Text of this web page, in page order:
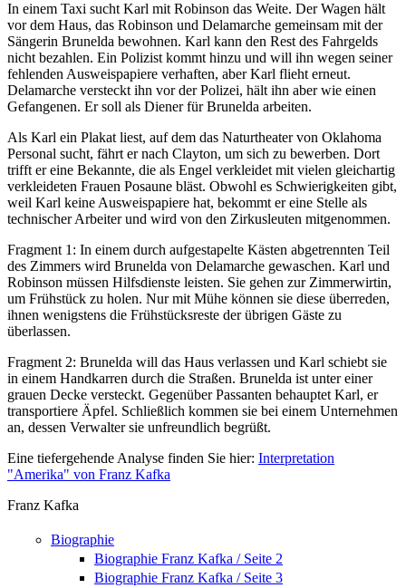
In einem Taxi sucht Karl mit Robinson das Weite. Der Wagen hält
vor dem Haus, das Robinson und Delamarche gemeinsam mit der
Sängerin Brunelda bewohnen. Karl kann den Rest des Fahrgelds
nicht bezahlen. Ein Polizist kommt hinzu und will ihn wegen seiner
fehlenden Ausweispapiere verhaften, aber Karl flieht erneut.
Delamarche versteckt ihn vor der Polizei, hält ihn aber wie einen
Gefangenen. Er soll als Diener für Brunelda arbeiten.
Als Karl ein Plakat liest, auf dem das Naturtheater von Oklahoma
Personal sucht, fährt er nach Clayton, um sich zu bewerben. Dort
trifft er eine Bekannte, die als Engel verkleidet mit vielen gleichartig
verkleideten Frauen Posaune bläst. Obwohl es Schwierigkeiten gibt,
weil Karl keine Ausweispapiere hat, bekommt er eine Stelle als
technischer Arbeiter und wird von den Zirkusleuten mitgenommen.
Fragment 1: In einem durch aufgestapelte Kästen abgetrennten Teil
des Zimmers wird Brunelda von Delamarche gewaschen. Karl und
Robinson müssen Hilfsdienste leisten. Sie gehen zur Zimmerwirtin,
um Frühstück zu holen. Nur mit Mühe können sie diese überreden,
ihnen wenigstens die Frühstücksreste der übrigen Gäste zu
überlassen.
Fragment 2: Brunelda will das Haus verlassen und Karl schiebt sie
in einem Handkarren durch die Straßen. Brunelda ist unter einer
grauen Decke versteckt. Gegenüber Passanten behauptet Karl, er
transportiere Äpfel. Schließlich kommen sie bei einem Unternehmen
an, dessen Verwalter sie unfreundlich begrüßt.
Eine tiefergehende Analyse finden Sie hier: Interpretation
"Amerika" von Franz Kafka
Franz Kafka
Biographie
Biographie Franz Kafka / Seite 2
Biographie Franz Kafka / Seite 3